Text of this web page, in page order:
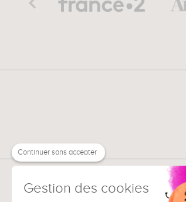
Continuer sans accepter
Gestion des cookies